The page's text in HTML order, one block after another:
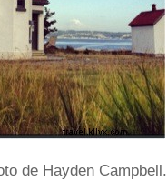
de Hayden Campbell.